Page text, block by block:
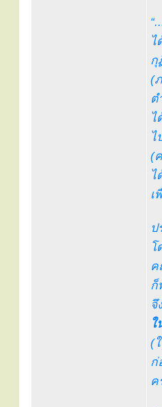
ไ
กุ
(
ต
ไ
ไ
(
ไ
เ
ป
โ
ค
ก็
จึ
ใ
(
ก่
ค